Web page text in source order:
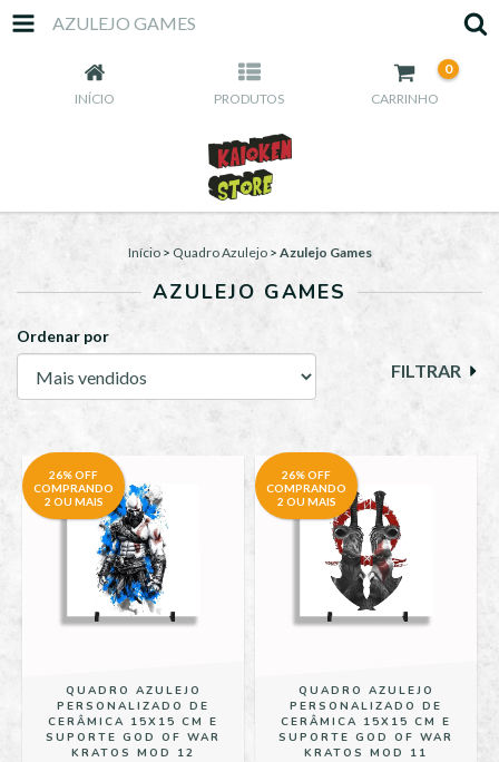
AZULEJO GAMES
INÍCIO PRODUTOS CARRINHO
0
Início > Quadro Azulejo > Azulejo Games
AZULEJO GAMES
Ordenar por
FILTRAR
26% OFF
COMPRANDO
2 OU MAIS
QUADRO AZULEJO
PERSONALIZADO DE
CERÂMICA 15X15 CM E
SUPORTE GOD OF WAR
KRATOS MOD 12
26% OFF
COMPRANDO
2 OU MAIS
QUADRO AZULEJO
PERSONALIZADO DE
CERÂMICA 15X15 CM E
SUPORTE GOD OF WAR
KRATOS MOD 11